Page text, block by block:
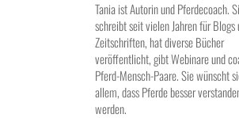
Tania ist Autorin und Pferdecoach.
schreibt seit vielen Jahren für Blogs
Zeitschriften, hat diverse Bücher
veröffentlicht, gibt Webinare und
Pferd-Mensch-Paare. Sie wünscht
allem, dass Pferde besser
werden.